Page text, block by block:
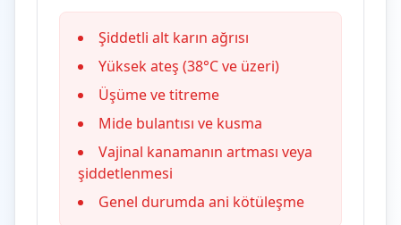
Şiddetli alt karın ağrısı
Yüksek ateş (38°C ve üzeri)
Üşüme ve titreme
Mide bulantısı ve kusma
Vajinal kanamanın artması veya
şiddetlenmesi
Genel durumda ani kötüleşme